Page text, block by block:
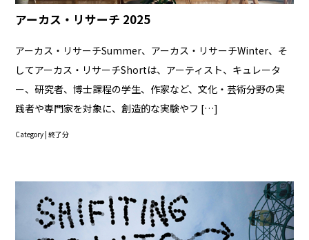
アーカス・リサーチ 2025
アーカス・リサーチSummer、アーカス・リサーチWinter、そ
してアーカス・リサーチShortは、アーティスト、キュレータ
ー、研究者、博士課程の学生、作家など、文化・芸術分野の実
践者や専門家を対象に、創造的な実験やフ […]
Category |終了分